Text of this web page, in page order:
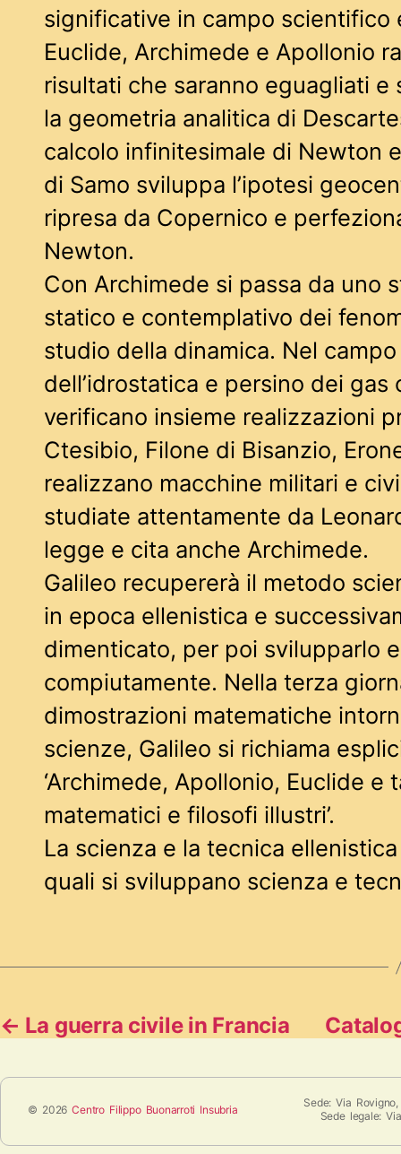
significative in campo scientifico
Euclide, Archimede e Apollonio
risultati che saranno eguagliati e
la geometria analitica di
calcolo infinitesimale di Newton
di Samo sviluppa l’ipotesi
ripresa da Copernico e
Newton.
Con Archimede si passa da uno
statico e contemplativo dei
studio della dinamica. Nel
dell’idrostatica e persino dei gas
verificano insieme realizzazioni
Ctesibio, Filone di Bisanzio,
realizzano macchine militari e
studiate attentamente da
legge e cita anche Archimede.
Galileo recupererà il metodo
in epoca ellenistica e
dimenticato, per poi svilupparlo
compiutamente. Nella terza
dimostrazioni matematiche
scienze, Galileo si richiama
‘Archimede, Apollonio, Euclide e
matematici e filosofi illustri’.
La scienza e la tecnica
quali si sviluppano scienza e
← La guerra civile in Francia
© 2026Centro Filippo Buonarroti Insubria
Sede: Via
Sede legale: